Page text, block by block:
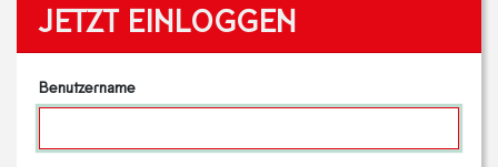
JETZT EINLOGGEN
Benutzername